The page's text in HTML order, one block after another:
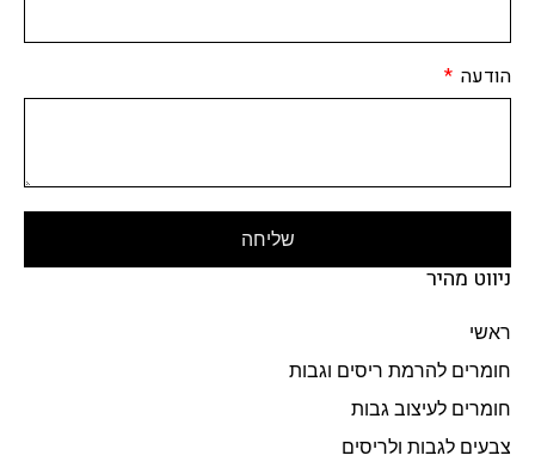
ניווט מהיר
ראשי
חומרים להרמת ריסים וגבות
חומרים לעיצוב גבות
צבעים לגבות ולריסים
הודעה
שליחה